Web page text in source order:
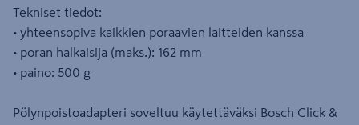
Tekniset tiedot:
• yhteensopiva kaikkien poraavien laitteiden kanssa
• poran halkaisija (maks.): 162 mm
• paino: 500 g
Pölynpoistoadapteri soveltuu käytettäväksi Bosch Click &